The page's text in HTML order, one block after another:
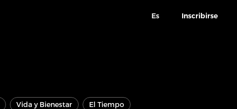
Es Inscribirse
Vida y Bienestar El Tiempo